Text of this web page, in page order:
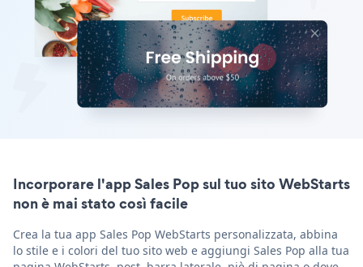
Incorporare l'app Sales Pop sul tuo sito WebStarts
non è mai stato così facile
Crea la tua app Sales Pop WebStarts personalizzata, abbina
lo stile e i colori del tuo sito web e aggiungi Sales Pop alla tua